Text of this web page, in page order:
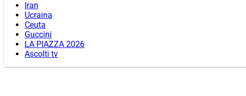
Iran
Ucraina
Ceuta
Guccini
LA PIAZZA 2026
Ascolti tv